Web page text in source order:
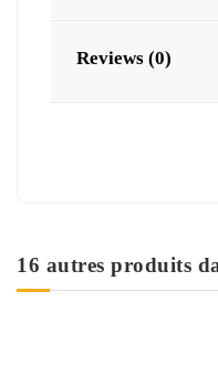
Reviews (0)
16 autres produits